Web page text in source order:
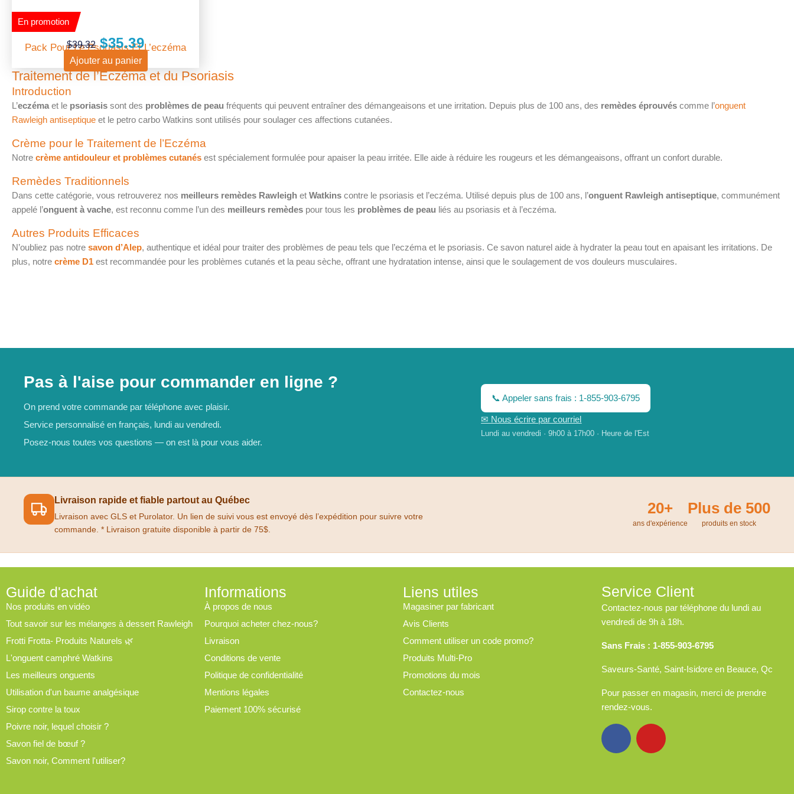
En promotion
Pack Pour Le Psoriasis Et L’eczéma
$39.32 $35.39
Ajouter au panier
Traitement de l’Eczéma et du Psoriasis
Introduction
L’eczéma et le psoriasis sont des problèmes de peau fréquents qui peuvent entraîner des démangeaisons et une irritation. Depuis plus de 100 ans, des remèdes éprouvés comme l’onguent
Rawleigh antiseptique et le petro carbo Watkins sont utilisés pour soulager ces affections cutanées.
Crème pour le Traitement de l’Eczéma
Notre crème antidouleur et problèmes cutanés est spécialement formulée pour apaiser la peau irritée. Elle aide à réduire les rougeurs et les démangeaisons, offrant un confort durable.
Remèdes Traditionnels
Dans cette catégorie, vous retrouverez nos meilleurs remèdes Rawleigh et Watkins contre le psoriasis et l’eczéma. Utilisé depuis plus de 100 ans, l’onguent Rawleigh antiseptique, communément
appelé l’onguent à vache, est reconnu comme l’un des meilleurs remèdes pour tous les problèmes de peau liés au psoriasis et à l’eczéma.
Autres Produits Efficaces
N’oubliez pas notre savon d’Alep, authentique et idéal pour traiter des problèmes de peau tels que l’eczéma et le psoriasis. Ce savon naturel aide à hydrater la peau tout en apaisant les irritations. De
plus, notre crème D1 est recommandée pour les problèmes cutanés et la peau sèche, offrant une hydratation intense, ainsi que le soulagement de vos douleurs musculaires.
Pas à l'aise pour commander en ligne ?
On prend votre commande par téléphone avec plaisir.
Service personnalisé en français, lundi au vendredi.
Posez-nous toutes vos questions — on est là pour vous aider.
📞 Appeler sans frais : 1-855-903-6795
✉ Nous écrire par courriel
Lundi au vendredi · 9h00 à 17h00 · Heure de l'Est
Livraison rapide et fiable partout au Québec
Livraison avec GLS et Purolator. Un lien de suivi vous est envoyé dès l’expédition pour suivre votre
commande. * Livraison gratuite disponible à partir de 75$.
20+
ans d'expérience
Plus de 500
produits en stock
Guide d'achat
Nos produits en vidéo
Tout savoir sur les mélanges à dessert Rawleigh
Frotti Frotta- Produits Naturels 🌿
L'onguent camphré Watkins
Les meilleurs onguents
Utilisation d'un baume analgésique
Sirop contre la toux
Poivre noir, lequel choisir ?
Savon fiel de bœuf ?
Savon noir, Comment l'utiliser?
Informations
À propos de nous
Pourquoi acheter chez-nous?
Livraison
Conditions de vente
Politique de confidentialité
Mentions légales
Paiement 100% sécurisé
Liens utiles
Magasiner par fabricant
Avis Clients
Comment utiliser un code promo?
Produits Multi-Pro
Promotions du mois
Contactez-nous
Service Client
Contactez-nous par téléphone du lundi au
vendredi de 9h à 18h.
Sans Frais : 1-855-903-6795
Saveurs-Santé, Saint-Isidore en Beauce, Qc
Pour passer en magasin, merci de prendre
rendez-vous.
F
Y